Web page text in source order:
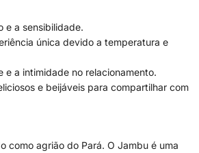
e a sensibilidade.
única devido a temperatura e
e a intimidade no relacionamento.
e beijáveis para compartilhar com
como agrião do Pará. O Jambu é uma